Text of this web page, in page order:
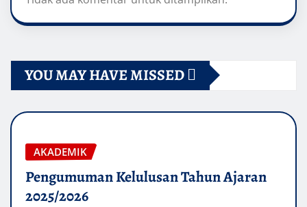
YOU MAY HAVE MISSED
AKADEMIK
Pengumuman Kelulusan Tahun Ajaran
2025/2026